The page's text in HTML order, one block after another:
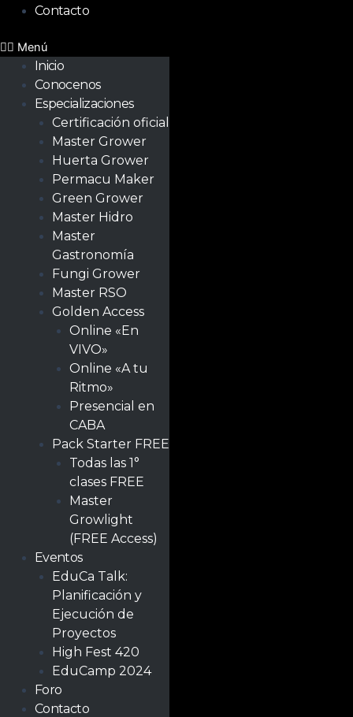
Contacto
Menú
Inicio
Conocenos
Especializaciones
Certificación oficial
Master Grower
Huerta Grower
Permacu Maker
Green Grower
Master Hidro
Master
Gastronomía
Fungi Grower
Master RSO
Golden Access
Online «En
VIVO»
Online «A tu
Ritmo»
Presencial en
CABA
Pack Starter FREE
Todas las 1°
clases FREE
Master
Growlight
(FREE Access)
Eventos
EduCa Talk:
Planificación y
Ejecución de
Proyectos
High Fest 420
EduCamp 2024
Foro
Contacto